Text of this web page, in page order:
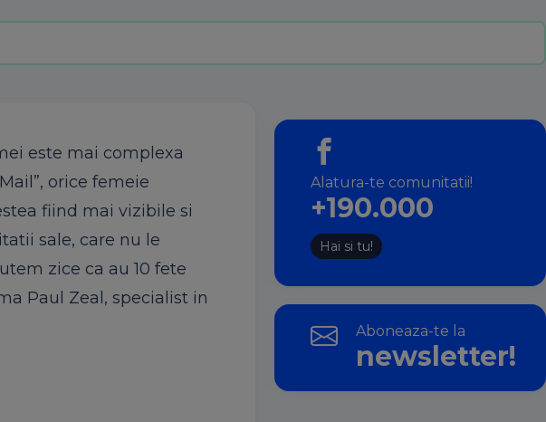
este mai complexa
orice femeie
fiind mai vizibile si
sale, care nu le
zice ca au 10 fete
Paul Zeal, specialist in
Alatura-te comunitatii!
+190.000
Hai si tu!
Aboneaza-te la
newsletter!